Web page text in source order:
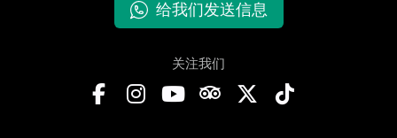
给我们发送信息
关注我们